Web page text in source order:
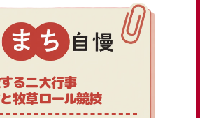
る二大行事
牧草ロール競技